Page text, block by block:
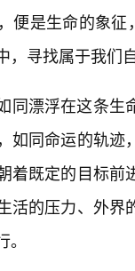
便是生命的象
，寻找属于我们
同漂浮在这条
如同命运的轨
着既定的目标
活的压力、外